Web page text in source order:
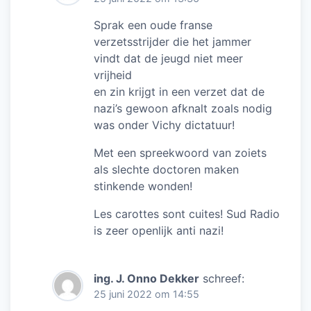
Sprak een oude franse
verzetsstrijder die het jammer
vindt dat de jeugd niet meer
vrijheid
en zin krijgt in een verzet dat de
nazi’s gewoon afknalt zoals nodig
was onder Vichy dictatuur!
Met een spreekwoord van zoiets
als slechte doctoren maken
stinkende wonden!
Les carottes sont cuites! Sud Radio
is zeer openlijk anti nazi!
ing. J. Onno Dekker schreef:
25 juni 2022 om 14:55